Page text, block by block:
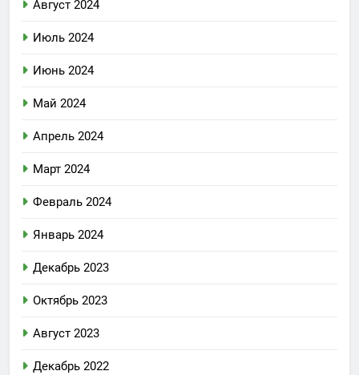
Август 2024
Июль 2024
Июнь 2024
Май 2024
Апрель 2024
Март 2024
Февраль 2024
Январь 2024
Декабрь 2023
Октябрь 2023
Август 2023
Декабрь 2022